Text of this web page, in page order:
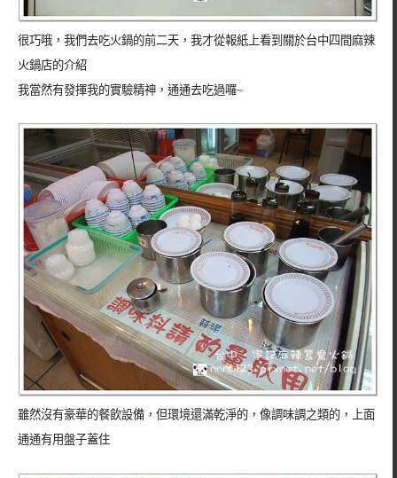
很巧哦，我們去吃火鍋的前二天，我才從報紙上看到關於台中四間麻辣
火鍋店的介紹
我當然有發揮我的實驗精神，通通去吃過囉~
雖然沒有豪華的餐飲設備，但環境還滿乾淨的，像調味調之類的，上面
通通有用盤子蓋住